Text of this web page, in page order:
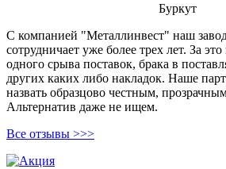
Буркут
С компанией "Металлинвест" наш
сотрудничает уже более трех лет. За
одного срыва поставок, брака в
других каких либо накладок. Наше
назвать образцово честным,
Альтернатив даже не ищем.
Все отзывы >>>